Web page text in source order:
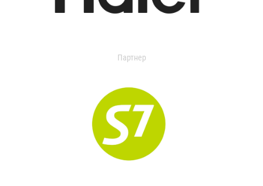
Партнер